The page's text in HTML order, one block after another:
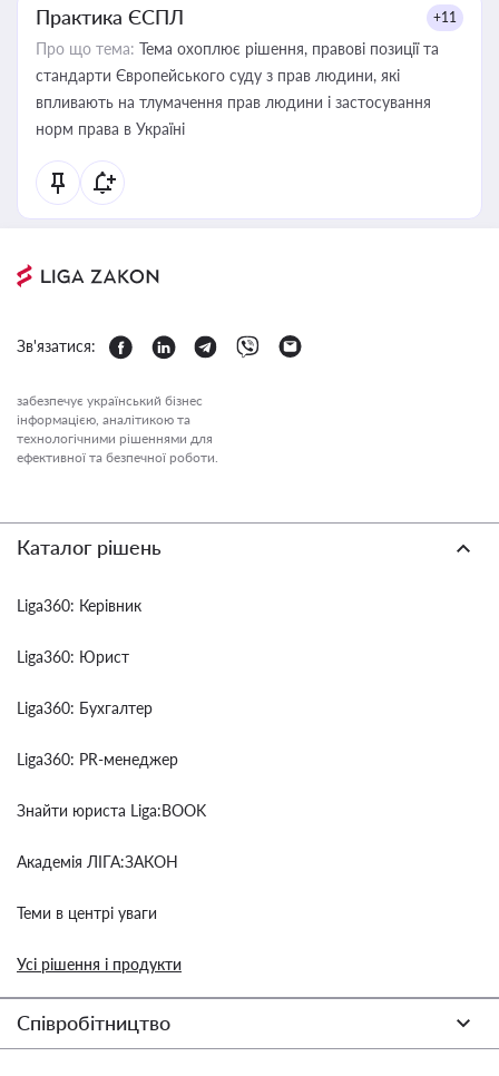
Практика ЄСПЛ +11
Про що тема: Тема охоплює рішення, правові позиції та
стандарти Європейського суду з прав людини, які
впливають на тлумачення прав людини і застосування
норм права в Україні
Зв'язатися:
забезпечує український бізнес
інформацією, аналітикою та
технологічними рішеннями для
ефективної та безпечної роботи.
Каталог рішень
Liga360: Керівник
Liga360: Юрист
Liga360: Бухгалтер
Liga360: PR-менеджер
Знайти юриста Liga:BOOK
Академія ЛІГА:ЗАКОН
Теми в центрі уваги
Усі рішення і продукти
Співробітництво